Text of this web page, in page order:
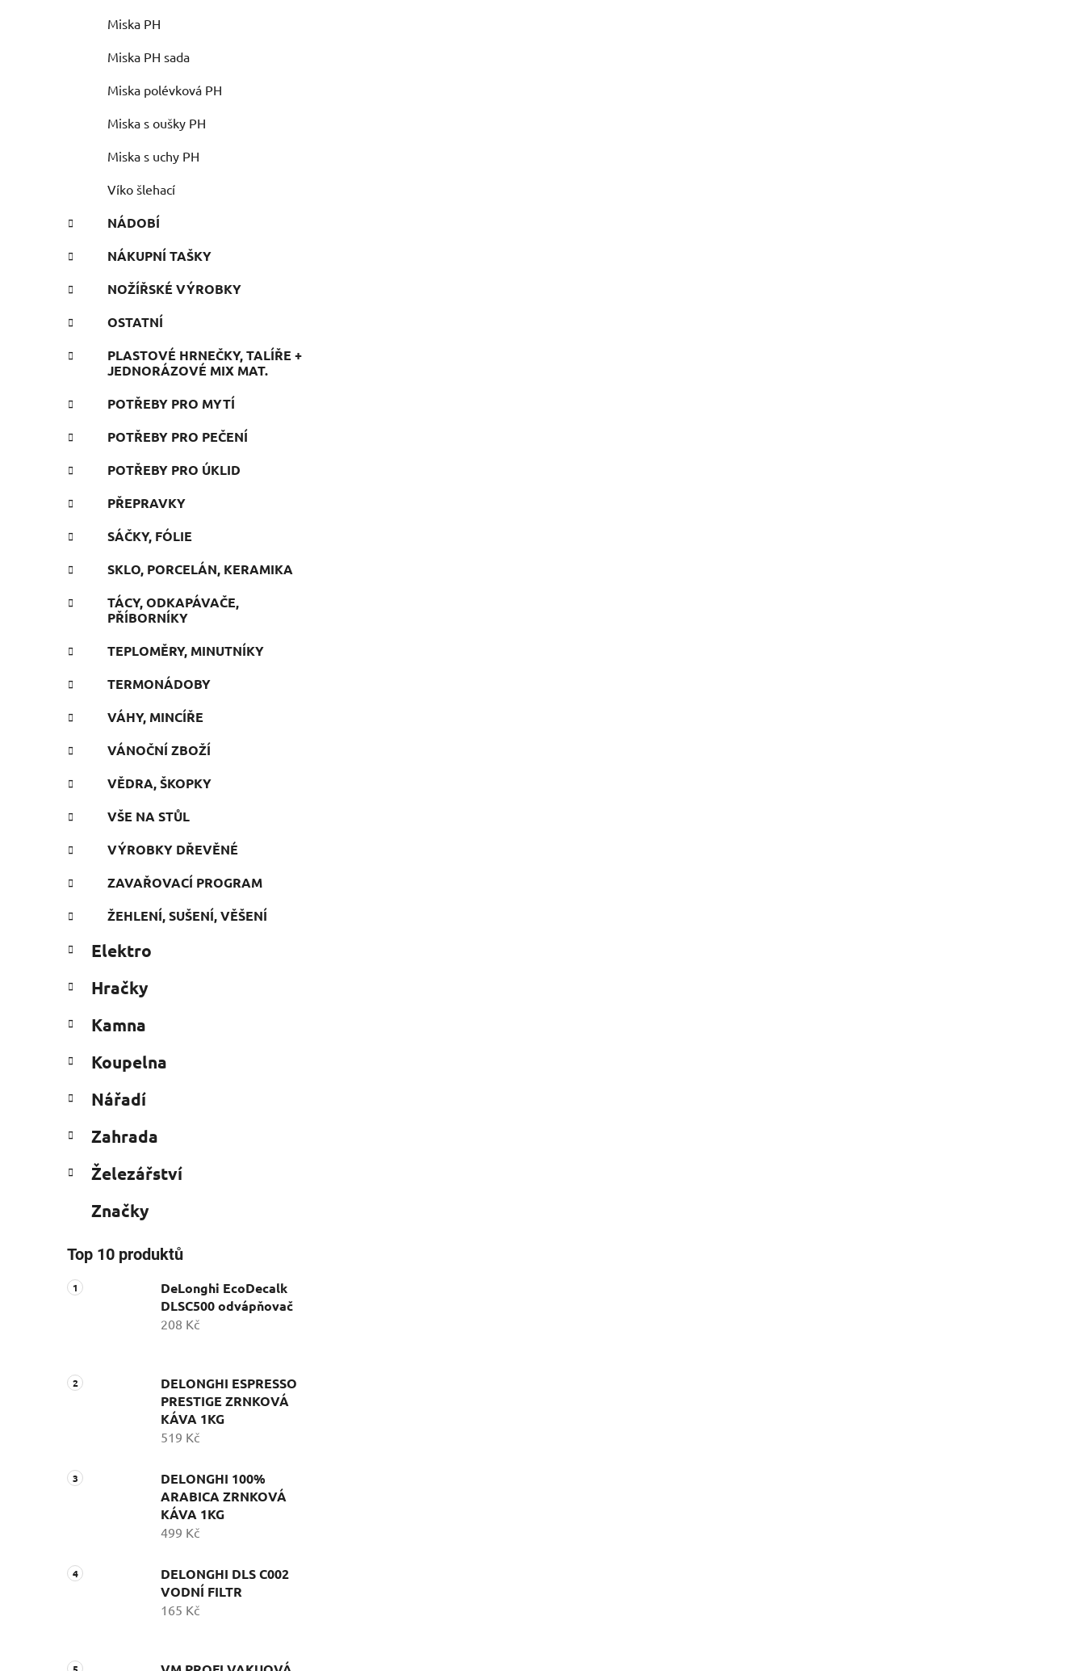
Miska PH
Miska PH sada
Miska polévková PH
Miska s oušky PH
Miska s uchy PH
Víko šlehací
NÁDOBÍ
NÁKUPNÍ TAŠKY
NOŽÍŘSKÉ VÝROBKY
OSTATNÍ
PLASTOVÉ HRNEČKY, TALÍŘE +
JEDNORÁZOVÉ MIX MAT.
POTŘEBY PRO MYTÍ
POTŘEBY PRO PEČENÍ
POTŘEBY PRO ÚKLID
PŘEPRAVKY
SÁČKY, FÓLIE
SKLO, PORCELÁN, KERAMIKA
TÁCY, ODKAPÁVAČE,
PŘÍBORNÍKY
TEPLOMĚRY, MINUTNÍKY
TERMONÁDOBY
VÁHY, MINCÍŘE
VÁNOČNÍ ZBOŽÍ
VĚDRA, ŠKOPKY
VŠE NA STŮL
VÝROBKY DŘEVĚNÉ
ZAVAŘOVACÍ PROGRAM
ŽEHLENÍ, SUŠENÍ, VĚŠENÍ
Elektro
Hračky
Kamna
Koupelna
Nářadí
Zahrada
Železářství
Značky
Top 10 produktů
DeLonghi EcoDecalk
DLSC500 odvápňovač
208 Kč
DELONGHI ESPRESSO
PRESTIGE ZRNKOVÁ
KÁVA 1KG
519 Kč
DELONGHI 100%
ARABICA ZRNKOVÁ
KÁVA 1KG
499 Kč
DELONGHI DLS C002
VODNÍ FILTR
165 Kč